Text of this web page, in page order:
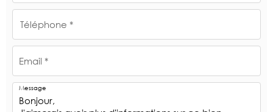
Téléphone *
Email *
Message